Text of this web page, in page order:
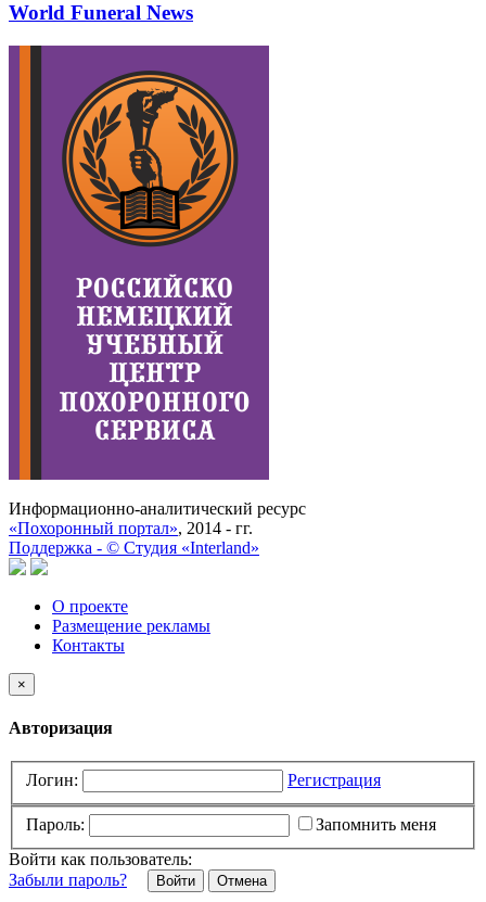
World Funeral News
Информационно-аналитический ресурс
«Похоронный портал», 2014 - гг.
Поддержка - © Cтудия «Interland»
О проекте
Размещение рекламы
Контакты
×
Авторизация
Логин: Регистрация
Пароль:
Запомнить меня
Войти как пользователь:
Забыли пароль?
Отмена